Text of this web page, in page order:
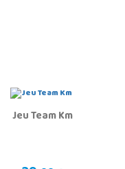
Jeu Team Km